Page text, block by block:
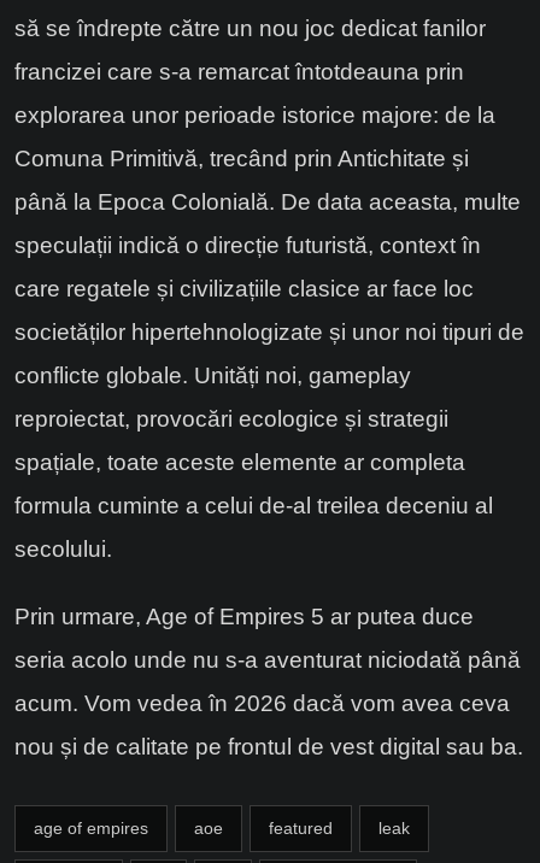
să se îndrepte către un nou joc dedicat fanilor
francizei care s-a remarcat întotdeauna prin
explorarea unor perioade istorice majore: de la
Comuna Primitivă, trecând prin Antichitate și
până la Epoca Colonială. De data aceasta, multe
speculații indică o direcție futuristă, context în
care regatele și civilizațiile clasice ar face loc
societăților hipertehnologizate și unor noi tipuri de
conflicte globale. Unități noi, gameplay
reproiectat, provocări ecologice și strategii
spațiale, toate aceste elemente ar completa
formula cuminte a celui de-al treilea deceniu al
secolului.
Prin urmare, Age of Empires 5 ar putea duce
seria acolo unde nu s-a aventurat niciodată până
acum. Vom vedea în 2026 dacă vom avea ceva
nou și de calitate pe frontul de vest digital sau ba.
age of empires aoe featured leak